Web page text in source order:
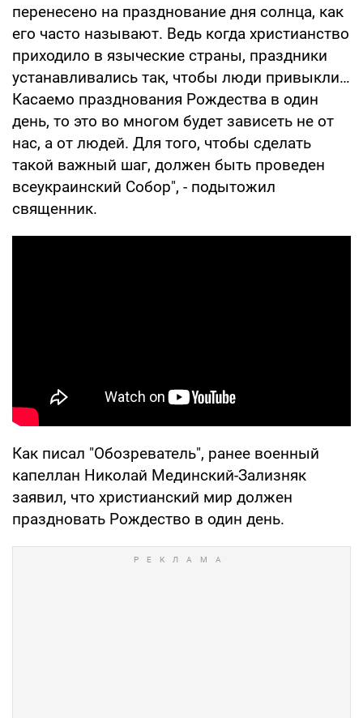
перенесено на празднование дня солнца, как
его часто называют. Ведь когда христианство
приходило в языческие страны, праздники
устанавливались так, чтобы люди привыкли…
Касаемо празднования Рождества в один
день, то это во многом будет зависеть не от
нас, а от людей. Для того, чтобы сделать
такой важный шаг, должен быть проведен
всеукраинский Собор", - подытожил
священник.
Как писал "Обозреватель", ранее военный
капеллан Николай Мединский-Зализняк
заявил, что христианский мир должен
праздновать Рождество в один день.